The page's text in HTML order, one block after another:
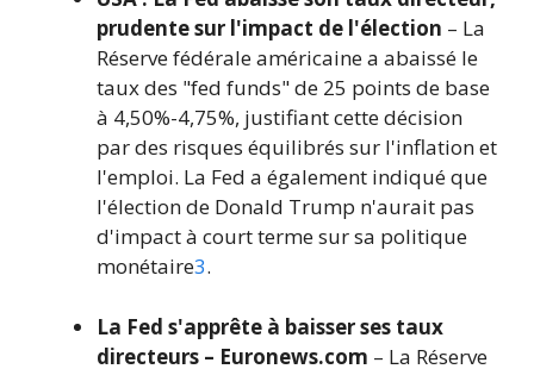
prudente sur l'impact de l'élection – La
Réserve fédérale américaine a abaissé le
taux des "fed funds" de 25 points de base
à 4,50%-4,75%, justifiant cette décision
par des risques équilibrés sur l'inflation et
l'emploi. La Fed a également indiqué que
l'élection de Donald Trump n'aurait pas
d'impact à court terme sur sa politique
monétaire3.
La Fed s'apprête à baisser ses taux
directeurs – Euronews.com – La Réserve